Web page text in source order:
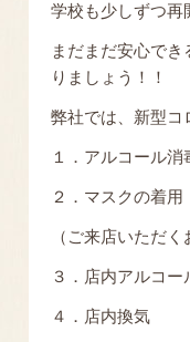
学校も少しずつ再
まだまだ安心で
りましょう！！
弊社では、新型コ
１．アルコール消
２．マスクの着用
（ご来店いただ
３．店内アルコー
４．店内換気